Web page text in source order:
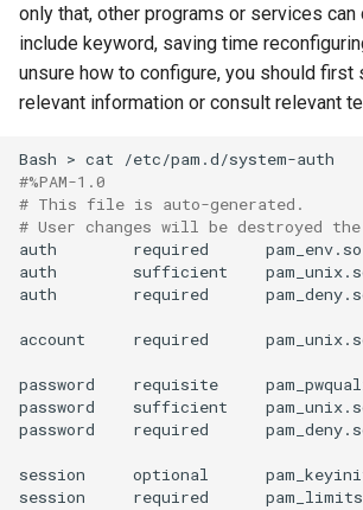
only that, other programs or services
include keyword, saving time
unsure how to configure, you should first
relevant information or consult relevant
Bash > cat
#%PAM-1.0
# This file is auto-generated.
# User changes will be destroyed
auth
required
pam_env.so
auth
sufficient
auth
required
account required
password requisite
password
sufficient
password
required
session optional
session
required